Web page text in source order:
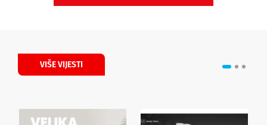
VIŠE VIJESTI